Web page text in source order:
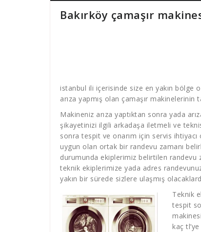
Bakırköy çamaşır
istanbul ili içerisinde size en yakın bölge
arıza yapmış olan çamaşır makinelerinin
Makineniz arıza yaptıktan sonra yada
şikayetinizi ilgili arkadaşa iletmeli ve
sonra tespit ve onarım için servis
uygun olan ortak bir randevu zamanı
durumunda ekiplerimiz belirtilen randevu
teknik ekiplerimize yada adres
yakın bir sürede sizlere ulaşmış
Teknik
tespit
kaç